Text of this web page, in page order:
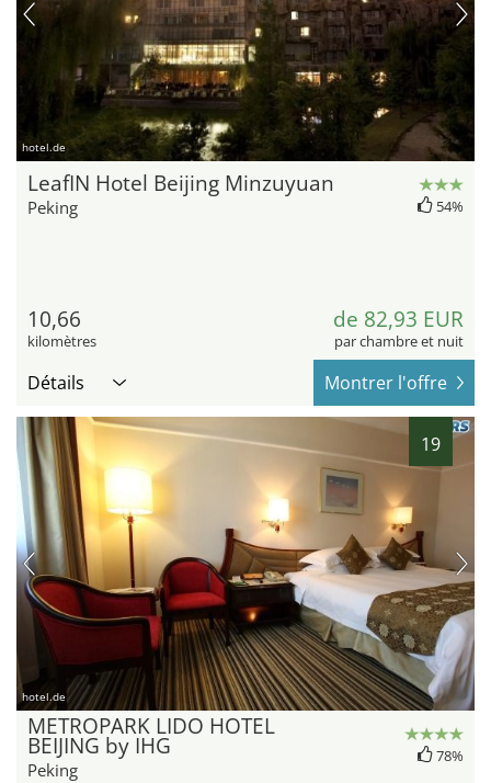
hotel.de
LeafIN Hotel Beijing Minzuyuan
Peking 54%
10,66
kilomètres
de 82,93 EUR
par chambre et nuit
Détails Montrer l'offre
19
hotel.de
METROPARK LIDO HOTEL
BEIJING by IHG
Peking
78%